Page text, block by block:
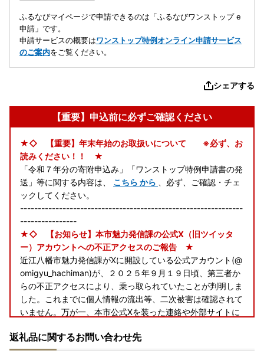
ふるなびマイページで申請できるのは「ふるなびワンストップ e
申請」です。
申請サービスの概要はワンストップ特例オンライン申請サービス
のご案内をご覧ください。
シェアする
【重要】申込前に必ずご確認ください
★◇ 【重要】年末年始のお取扱いについて ※必ず、お
読みください！！ ★
「令和７年分の寄附申込み」「ワンストップ特例申請書の発
送」等に関する内容は、 こちら から 、必ず、ご確認・チェ
ックしてください。
---------------------------------------------------------------
----------------
★◇ 【お知らせ】本市魅力発信課の公式X（旧ツイッタ
ー）アカウントへの不正アクセスのご報告 ★
近江八幡市魅力発信課がXに開設している公式アカウント(@
omigyu_hachiman)が、２０２５年９月１９日頃、第三者か
らの不正アクセスにより、乗っ取られていたことが判明しま
した。これまでに個人情報の流出等、二次被害は確認されて
いません。万が一、本市公式Xを装った連絡や外部サイトに
には開かないようご注意願います。 Ｘ社には、乗っ取ら
れた旨の報告と解決を依頼中です。 関係者の皆さま、フ
返礼品に関するお問い合わせ先